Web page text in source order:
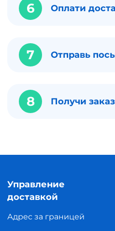
6 Оплати
7 Отправь
8 Получи заказ
Управление
доставкой
Адрес за границей